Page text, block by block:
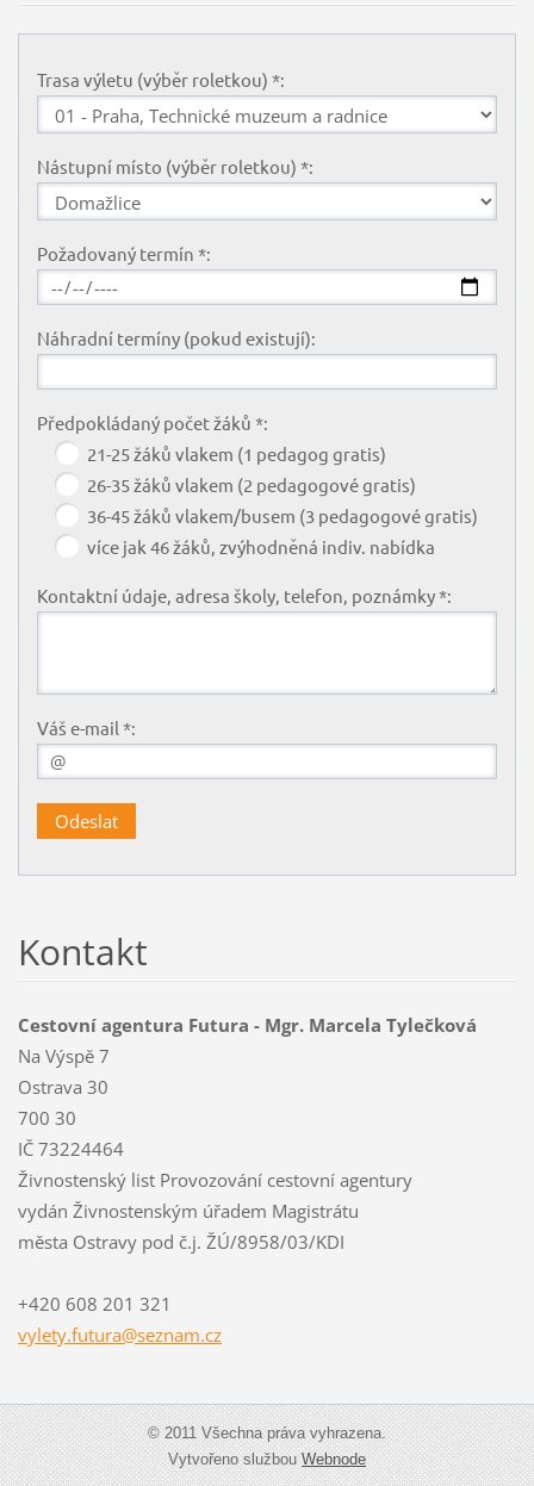
Trasa výletu (výběr roletkou) *:
Nástupní místo (výběr roletkou) *:
Požadovaný termín *:
Náhradní termíny (pokud existují):
Předpokládaný počet žáků *:
21-25 žáků vlakem (1 pedagog gratis)
26-35 žáků vlakem (2 pedagogové gratis)
36-45 žáků vlakem/busem (3 pedagogové gratis)
více jak 46 žáků, zvýhodněná indiv. nabídka
Kontaktní údaje, adresa školy, telefon, poznámky *:
Váš e-mail *:
Kontakt
Cestovní agentura Futura - Mgr. Marcela Tylečková
Na Výspě 7
Ostrava 30
700 30
IČ 73224464
Živnostenský list Provozování cestovní agentury
vydán Živnostenským úřadem Magistrátu
města Ostravy pod č.j. ŽÚ/8958/03/KDI
+420 608 201 321
vylety.futura@seznam.cz
© 2011 Všechna práva vyhrazena.
Vytvořeno službouWebnode